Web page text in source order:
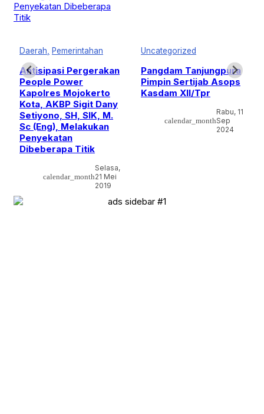
Daerah Pemerintahan
Antisipasi Pergerakan
People Power
Kapolres Mojokerto
Kota, AKBP Sigit Dany
Setiyono, SH, SIK, M.
Sc (Eng), Melakukan
Penyekatan
Dibeberapa Titik
calendar_month
Selasa,
21 Mei
2019
Uncategorized
Pangdam Tanjungpura
Pimpin Sertijab Asops
Kasdam XII/Tpr
calendar_month
Rabu, 11
Sep
2024